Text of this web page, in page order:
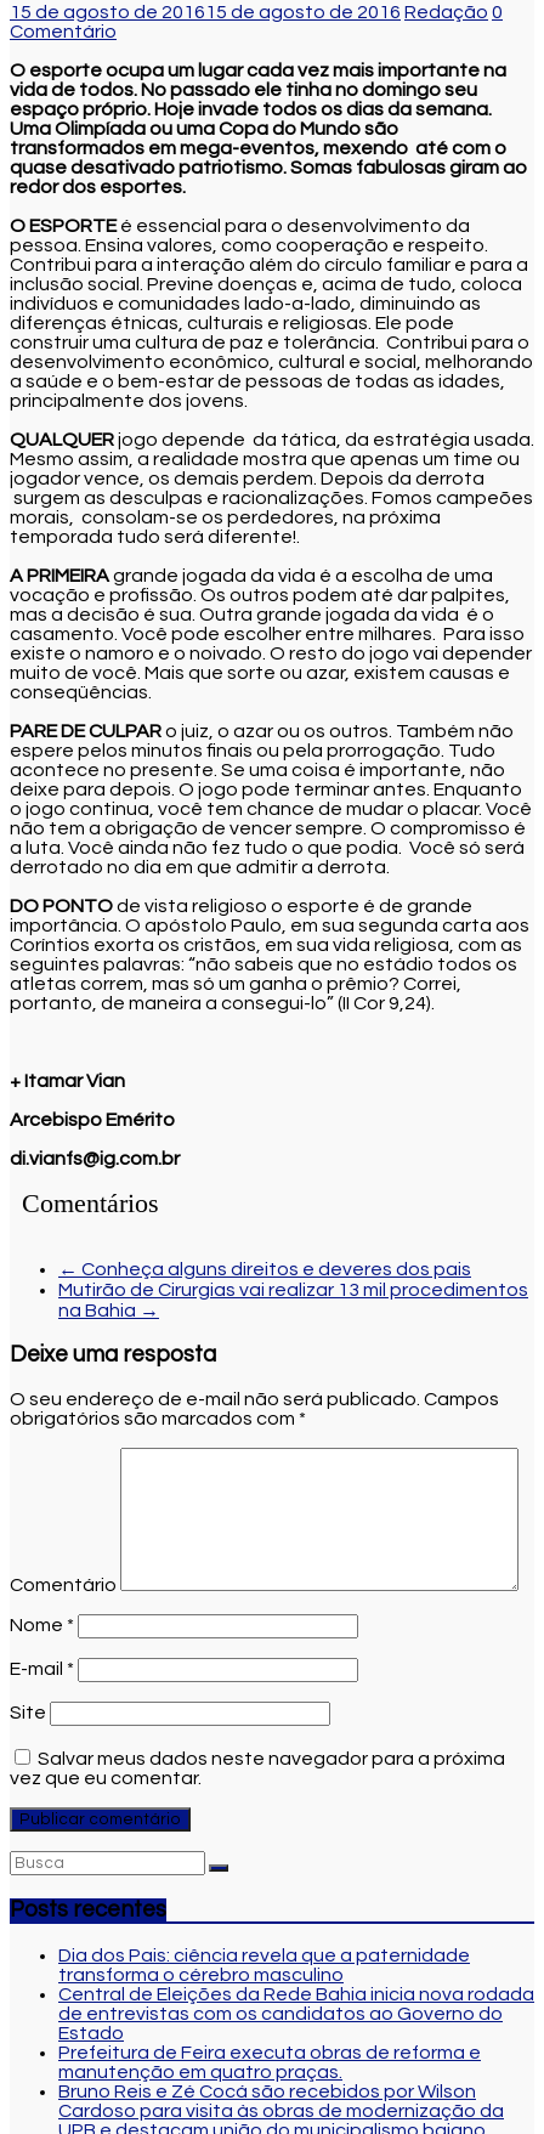
15 de agosto de 201615 de agosto de 2016 Redação 0
Comentário
O esporte ocupa um lugar cada vez mais importante na
vida de todos. No passado ele tinha no domingo seu
espaço próprio. Hoje invade todos os dias da semana.
Uma Olimpíada ou uma Copa do Mundo são
transformados em mega-eventos, mexendo até com o
quase desativado patriotismo. Somas fabulosas giram ao
redor dos esportes.
O ESPORTEé essencial para o desenvolvimento da
pessoa. Ensina valores, como cooperação e respeito.
Contribui para a interação além do círculo familiar e para a
inclusão social. Previne doenças e, acima de tudo, coloca
indivíduos e comunidades lado-a-lado, diminuindo as
diferenças étnicas, culturais e religiosas. Ele pode
construir uma cultura de paz e tolerância. Contribui para o
desenvolvimento econômico, cultural e social, melhorando
a saúde e o bem-estar de pessoas de todas as idades,
principalmente dos jovens.
QUALQUERjogo depende da tática, da estratégia usada.
Mesmo assim, a realidade mostra que apenas um time ou
jogador vence, os demais perdem. Depois da derrota
surgem as desculpas e racionalizações. Fomos campeões
morais, consolam-se os perdedores, na próxima
temporada tudo será diferente!.
A PRIMEIRAgrande jogada da vida é a escolha de uma
vocação e profissão. Os outros podem até dar palpites,
mas a decisão é sua. Outra grande jogada da vida é o
casamento. Você pode escolher entre milhares. Para isso
existe o namoro e o noivado. O resto do jogo vai depender
muito de você. Mais que sorte ou azar, existem causas e
conseqüências.
PARE DE CULPARo juiz, o azar ou os outros. Também não
espere pelos minutos finais ou pela prorrogação. Tudo
acontece no presente. Se uma coisa é importante, não
deixe para depois. O jogo pode terminar antes. Enquanto
o jogo continua, você tem chance de mudar o placar. Você
não tem a obrigação de vencer sempre. O compromisso é
a luta. Você ainda não fez tudo o que podia. Você só será
derrotado no dia em que admitir a derrota.
DO PONTOde vista religioso o esporte é de grande
importância. O apóstolo Paulo, em sua segunda carta aos
Coríntios exorta os cristãos, em sua vida religiosa, com as
seguintes palavras: “não sabeis que no estádio todos os
atletas correm, mas só um ganha o prêmio? Correi,
portanto, de maneira a consegui-lo” (II Cor 9,24).
+ Itamar Vian
ArcebispoEmérito
di.vianfs@ig.com.br
Comentários
← Conheça alguns direitos e deveres dos pais
Mutirão de Cirurgias vai realizar 13 mil procedimentos
na Bahia →
Deixe uma resposta
O seu endereço de e-mail não será publicado. Campos
obrigatórios são marcados com *
Comentário
Nome *
E-mail *
Site
Salvar meus dados neste navegador para a próxima
vez que eu comentar.
Posts recentes
Dia dos Pais: ciência revela que a paternidade
transforma o cérebro masculino
Central de Eleições da Rede Bahia inicia nova rodada
de entrevistas com os candidatos ao Governo do
Estado
Prefeitura de Feira executa obras de reforma e
manutenção em quatro praças.
Bruno Reis e Zé Cocá são recebidos por Wilson
Cardoso para visita às obras de modernização da